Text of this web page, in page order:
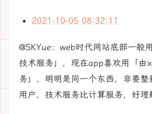
2021-10-05 08:32:11
@SKYue：web时代网站底部一般
技术服务」，现在app喜欢用「由
务」，明明是同一个东西，非要整
用户，技术服务比计算服务，好理